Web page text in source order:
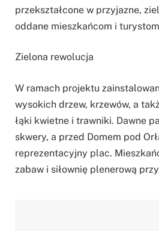
przekształcone w przyjazne,
oddane mieszkańcom i
Zielona rewolucja
W ramach projektu
wysokich drzew, krzewów, a
łąki kwietne i trawniki. Dawne
skwery, a przed Domem pod
reprezentacyjny plac.
zabaw i siłownię plenerową